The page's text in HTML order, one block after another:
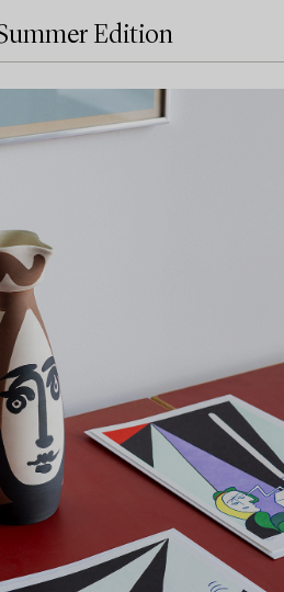
Edition